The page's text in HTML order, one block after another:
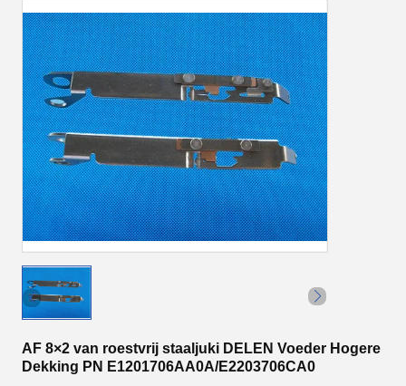
AF 8×2 van roestvrij staaljuki DELEN Voeder Hogere
Dekking PN E1201706AA0A/E2203706CA0